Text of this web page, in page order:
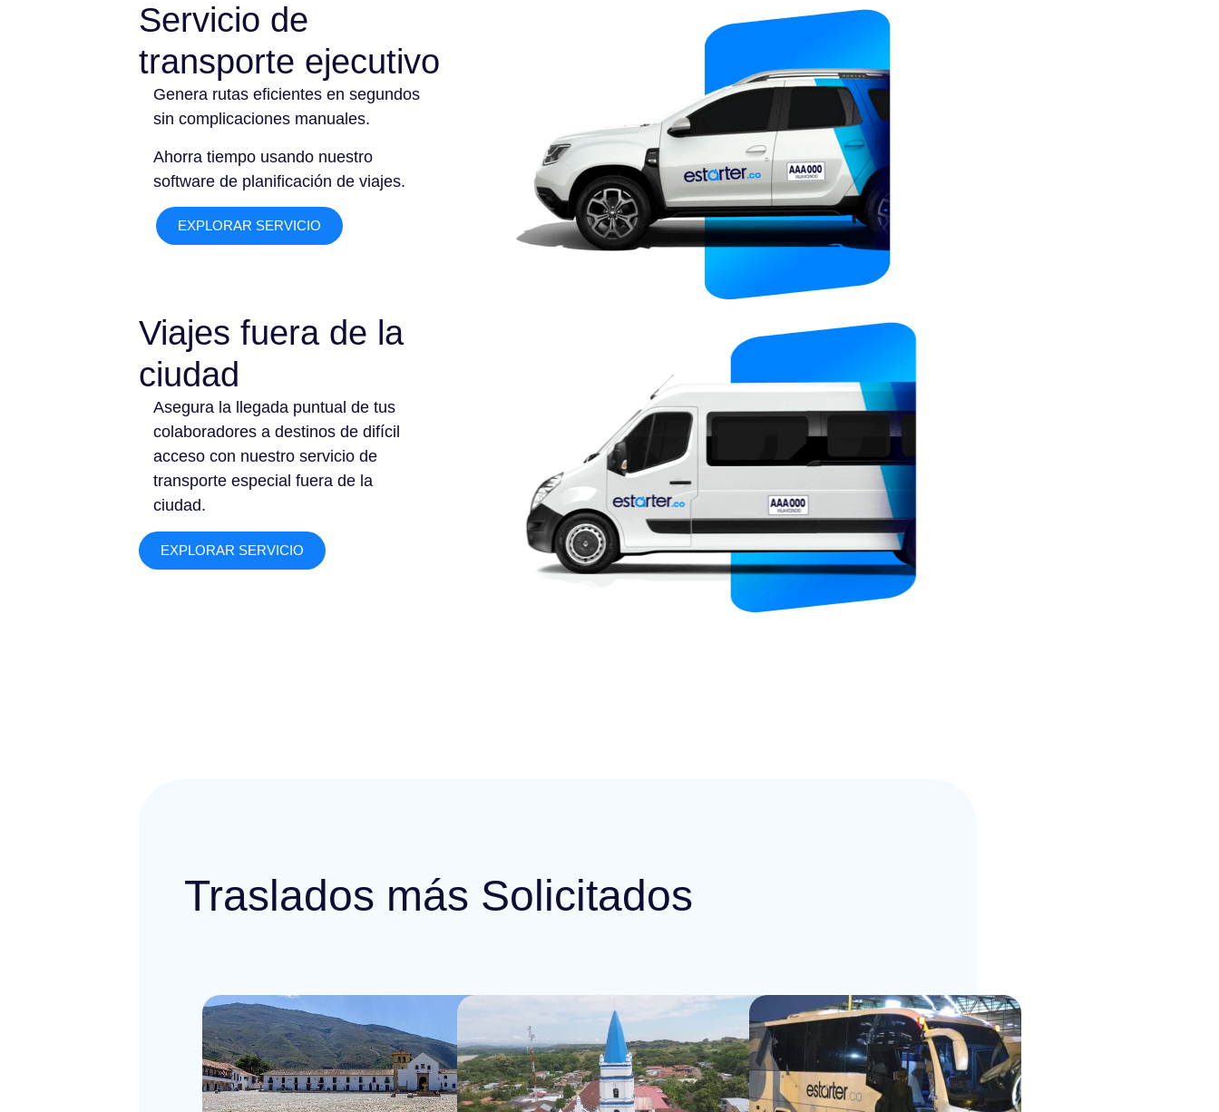
Servicio de
transporte ejecutivo
Genera rutas eficientes en segundos
sin complicaciones manuales.
Ahorra tiempo usando nuestro
software de planificación de viajes.
EXPLORAR SERVICIO
Viajes fuera de la
ciudad
Asegura la llegada puntual de tus
colaboradores a destinos de difícil
acceso con nuestro servicio de
transporte especial fuera de la
ciudad.
EXPLORAR SERVICIO
Traslados más Solicitados